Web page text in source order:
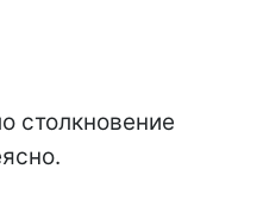
столкновение